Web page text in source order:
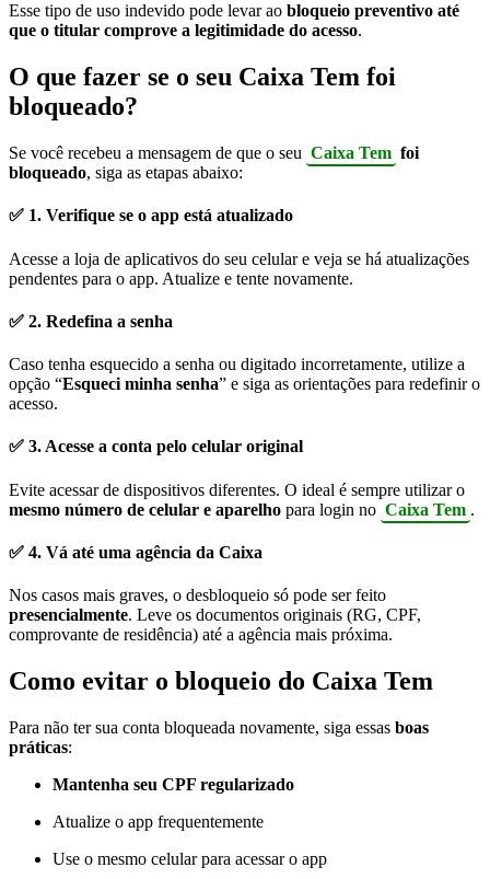
Esse tipo de uso indevido pode levar ao bloqueio preventivo até
que o titular comprove a legitimidade do acesso.
O que fazer se o seu Caixa Tem foi
bloqueado?
Se você recebeu a mensagem de que o seu Caixa Tem foi
bloqueado, siga as etapas abaixo:
✅ 1. Verifique se o app está atualizado
Acesse a loja de aplicativos do seu celular e veja se há atualizações
pendentes para o app. Atualize e tente novamente.
✅ 2. Redefina a senha
Caso tenha esquecido a senha ou digitado incorretamente, utilize a
opção “Esqueci minha senha” e siga as orientações para redefinir o
acesso.
✅ 3. Acesse a conta pelo celular original
Evite acessar de dispositivos diferentes. O ideal é sempre utilizar o
mesmo número de celular e aparelho para login no Caixa Tem .
✅ 4. Vá até uma agência da Caixa
Nos casos mais graves, o desbloqueio só pode ser feito
presencialmente. Leve os documentos originais (RG, CPF,
comprovante de residência) até a agência mais próxima.
Como evitar o bloqueio do Caixa Tem
Para não ter sua conta bloqueada novamente, siga essas boas
práticas:
Mantenha seu CPF regularizado
Atualize o app frequentemente
Use o mesmo celular para acessar o app